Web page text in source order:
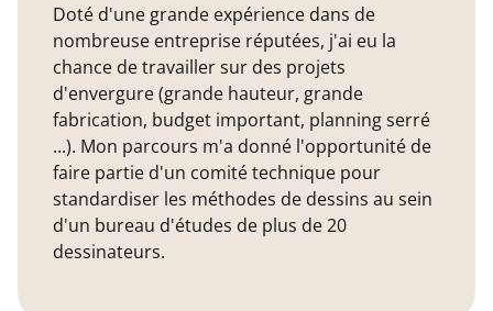
Doté d'une grande expérience dans de
nombreuse entreprise réputées, j'ai eu la
chance de travailler sur des projets
d'envergure (grande hauteur, grande
fabrication, budget important, planning serré
...). Mon parcours m'a donné l'opportunité de
faire partie d'un comité technique pour
standardiser les méthodes de dessins au sein
d'un bureau d'études de plus de 20
dessinateurs.